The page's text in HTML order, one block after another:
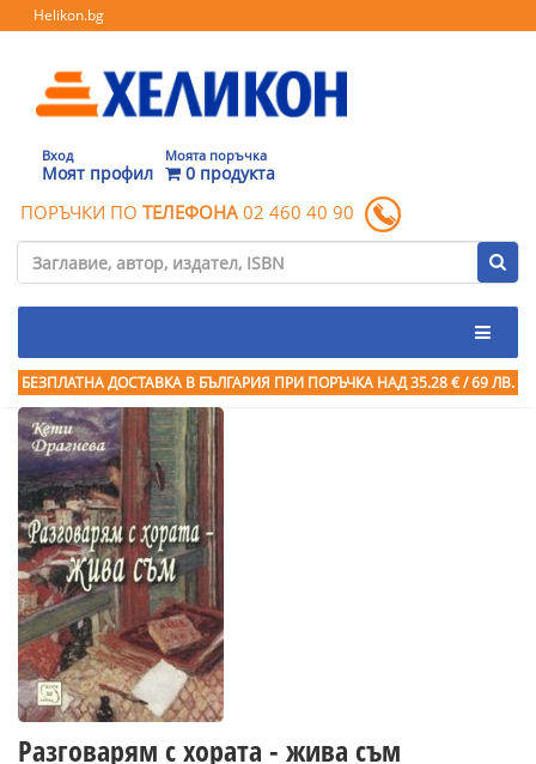
Helikon.bg
Вход
Моят профил
Моята поръчка
0 продукта
ПОРЪЧКИ ПО ТЕЛЕФОНА 02 460 40 90
БЕЗПЛАТНА ДОСТАВКА В БЪЛГАРИЯ ПРИ ПОРЪЧКА НАД 35.28 € / 69 ЛВ.
Разговарям с хората - жива съм